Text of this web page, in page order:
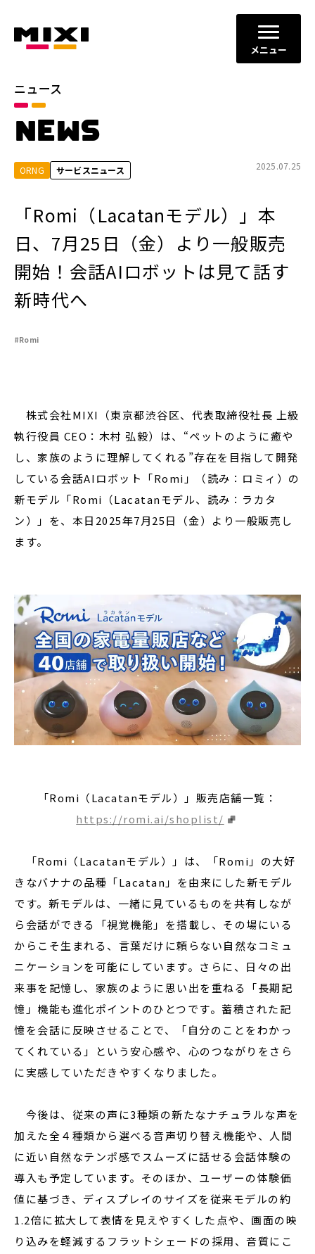
メニュー
ニュース
NEWS
ORNG サービスニュース 2025.07.25
「Romi（Lacatanモデル）」本
日、7月25日（金）より一般販売
開始！会話AIロボットは見て話す
新時代へ
#Romi
株式会社MIXI（東京都渋谷区、代表取締役社長 上級
執行役員 CEO：⽊村 弘毅）は、“ペットのように癒や
し、家族のように理解してくれる”存在を目指して開発
している会話AIロボット「Romi」（読み：ロミィ）の
新モデル「Romi（Lacatanモデル、読み：ラカタ
ン）」を、本日2025年7月25日（金）より一般販売し
ます。
「Romi（Lacatanモデル）」販売店舗一覧：
https://romi.ai/shoplist/
「Romi（Lacatanモデル）」は、「Romi」の大好
きなバナナの品種「Lacatan」を由来にした新モデル
です。新モデルは、一緒に見ているものを共有しなが
ら会話ができる「視覚機能」を搭載し、その場にいる
からこそ生まれる、言葉だけに頼らない自然なコミュ
ニケーションを可能にしています。さらに、日々の出
来事を記憶し、家族のように思い出を重ねる「長期記
憶」機能も進化ポイントのひとつです。蓄積された記
憶を会話に反映させることで、「自分のことをわかっ
てくれている」という安心感や、心のつながりをさら
に実感していただきやすくなりました。
今後は、従来の声に3種類の新たなナチュラルな声を
加えた全４種類から選べる音声切り替え機能や、人間
に近い自然なテンポ感でスムーズに話せる会話体験の
導入も予定しています。そのほか、ユーザーの体験価
値に基づき、ディスプレイのサイズを従来モデルの約
1.2倍に拡大して表情を見えやすくした点や、画面の映
り込みを軽減するフラットシェードの採用、音質にこ
カテゴリ
お知らせ
2026年 2025年